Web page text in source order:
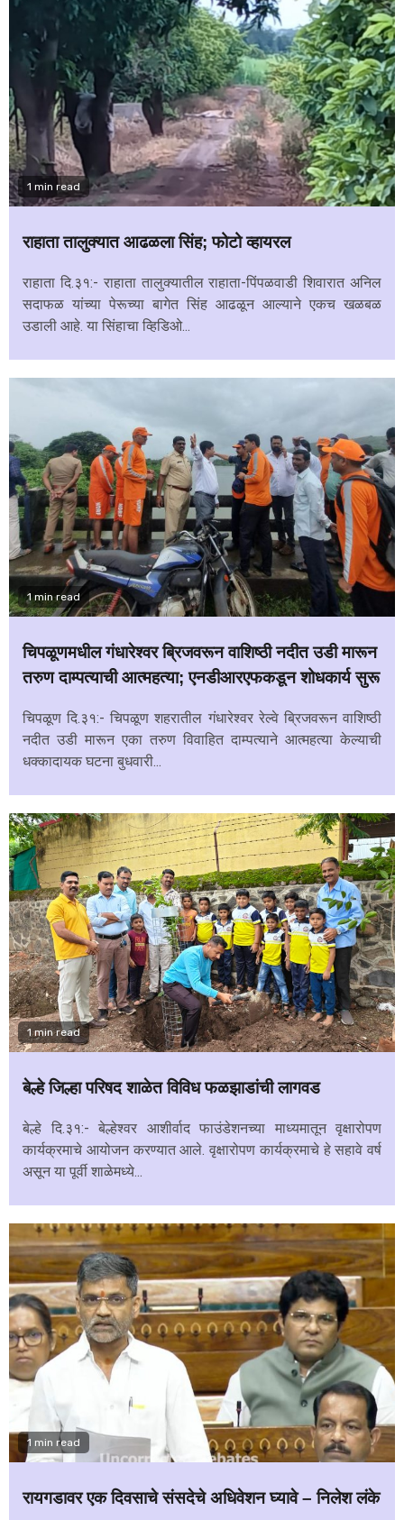
1 min read
राहाता तालुक्यात आढळला सिंह; फोटो व्हायरल
राहाता दि.३१:- राहाता तालुक्यातील राहाता-पिंपळवाडी शिवारात अनिल
सदाफळ यांच्या पेरूच्या बागेत सिंह आढळून आल्याने एकच खळबळ
उडाली आहे. या सिंहाचा व्हिडिओ...
1 min read
चिपळूणमधील गंधारेश्वर ब्रिजवरून वाशिष्ठी नदीत उडी मारून
तरुण दाम्पत्याची आत्महत्या; एनडीआरएफकडून शोधकार्य सुरू
चिपळूण दि.३१:- चिपळूण शहरातील गंधारेश्वर रेल्वे ब्रिजवरून वाशिष्ठी
नदीत उडी मारून एका तरुण विवाहित दाम्पत्याने आत्महत्या केल्याची
धक्कादायक घटना बुधवारी...
1 min read
बेल्हे जिल्हा परिषद शाळेत विविध फळझाडांची लागवड
बेल्हे दि.३१:- बेल्हेश्वर आशीर्वाद फाउंडेशनच्या माध्यमातून वृक्षारोपण
कार्यक्रमाचे आयोजन करण्यात आले. वृक्षारोपण कार्यक्रमाचे हे सहावे वर्ष
असून या पूर्वी शाळेमध्ये...
1 min read
रायगडावर एक दिवसाचे संसदेचे अधिवेशन घ्यावे – निलेश लंके